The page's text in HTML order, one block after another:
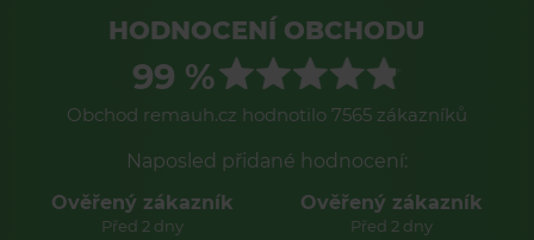
HODNOCENÍ OBCHODU
99 %
Obchod remauh.cz hodnotilo 7565 zákazníků
Naposled přidané hodnocení:
Ověřený zákazník
Před 2 dny
Ověřený zákazník
Před 2 dny